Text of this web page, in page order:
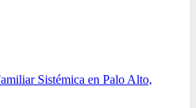
Sistémica en Palo Alto,